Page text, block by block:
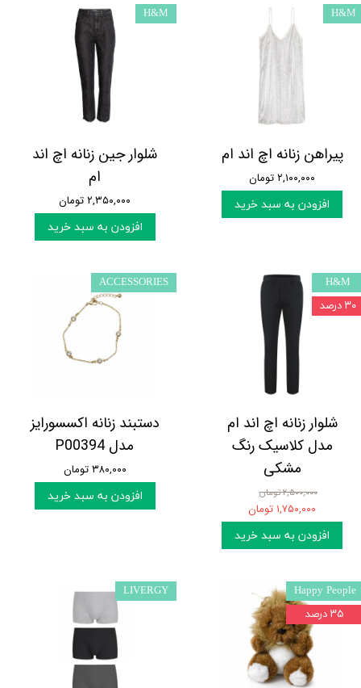
پیراهن زنانه اچ اند ام
۲,۱۰۰,۰۰۰ تومان
افزودن به سبد خرید
H&M
شلوار جین زنانه اچ اند
ام
۲,۳۵۰,۰۰۰ تومان
افزودن به سبد خرید
H&M
شلوار زنانه اچ اند ام
مدل کلاسیک رنگ
مشکی
۲,۵۰۰,۰۰۰ تومان
۱,۷۵۰,۰۰۰ تومان
افزودن به سبد خرید
H&M
۳۰ درصد
دستبند زنانه اکسسورایز
مدل P00394
۳۸۰,۰۰۰ تومان
افزودن به سبد خرید
ACCESSORIES
Happy People
۳۵ درصد
LIVERGY